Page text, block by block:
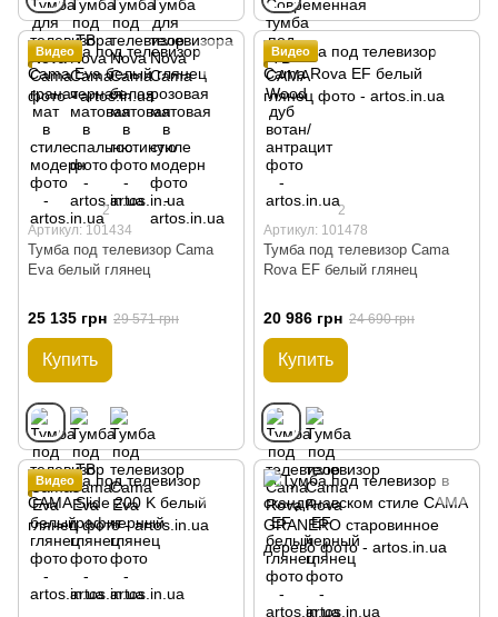
Видео
2
Артикул: 101434
Тумба под телевизор Cama
Eva белый глянец
25 135 грн 29 571 грн
Купить
Видео
2
Артикул: 101478
Тумба под телевизор Cama
Rova EF белый глянец
20 986 грн 24 690 грн
Купить
Видео